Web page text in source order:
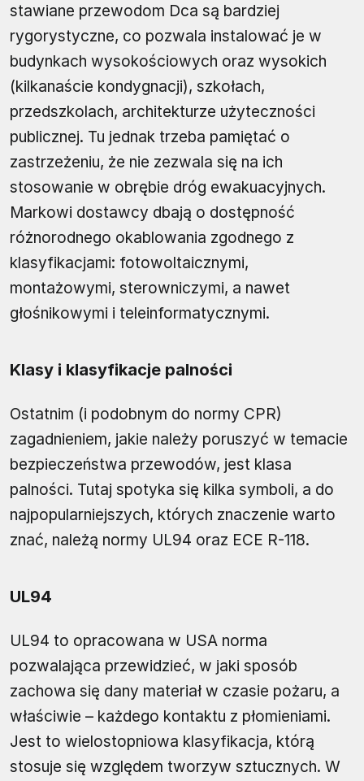
stawiane przewodom Dca są bardziej
rygorystyczne, co pozwala instalować je w
budynkach wysokościowych oraz wysokich
(kilkanaście kondygnacji), szkołach,
przedszkolach, architekturze użyteczności
publicznej. Tu jednak trzeba pamiętać o
zastrzeżeniu, że nie zezwala się na ich
stosowanie w obrębie dróg ewakuacyjnych.
Markowi dostawcy dbają o dostępność
różnorodnego okablowania zgodnego z
klasyfikacjami: fotowoltaicznymi,
montażowymi, sterowniczymi, a nawet
głośnikowymi i teleinformatycznymi.
Klasy i klasyfikacje palności
Ostatnim (i podobnym do normy CPR)
zagadnieniem, jakie należy poruszyć w temacie
bezpieczeństwa przewodów, jest klasa
palności. Tutaj spotyka się kilka symboli, a do
najpopularniejszych, których znaczenie warto
znać, należą normy UL94 oraz ECE R-118.
UL94
UL94 to opracowana w USA norma
pozwalająca przewidzieć, w jaki sposób
zachowa się dany materiał w czasie pożaru, a
właściwie – każdego kontaktu z płomieniami.
Jest to wielostopniowa klasyfikacja, którą
stosuje się względem tworzyw sztucznych. W